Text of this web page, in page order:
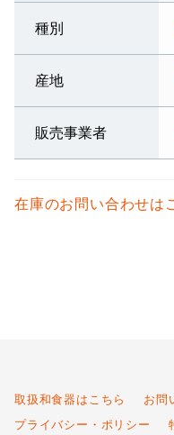
種別
産地
販売事業者
在庫のお問い合わせは
取扱和食器はこちら お問
プライバシー・ポリシー